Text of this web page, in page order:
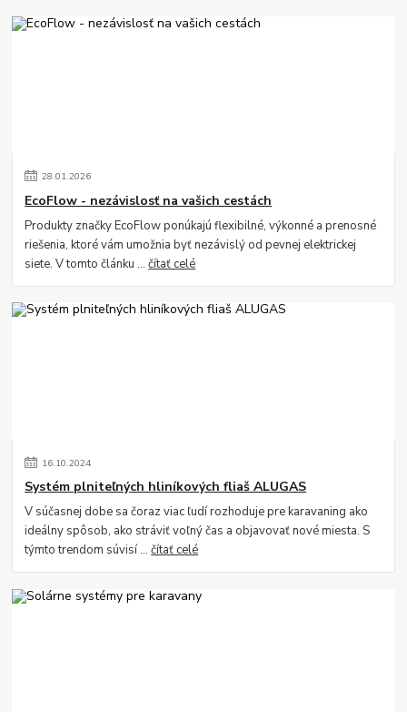
28.01.2026
EcoFlow - nezávislosť na vašich cestách
Produkty značky EcoFlow ponúkajú flexibilné, výkonné a prenosné
riešenia, ktoré vám umožnia byť nezávislý od pevnej elektrickej
siete. V tomto článku ...čítať celé
16.10.2024
Systém plniteľných hliníkových fliaš ALUGAS
V súčasnej dobe sa čoraz viac ľudí rozhoduje pre karavaning ako
ideálny spôsob, ako stráviť voľný čas a objavovať nové miesta. S
týmto trendom súvisí ...čítať celé